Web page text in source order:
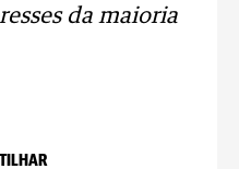
da maioria